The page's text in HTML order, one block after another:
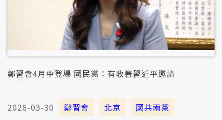
鄭習會4月中登場 國民黨：有收著習近平邀請
2026-03-30 鄭習會 北京 國共兩黨